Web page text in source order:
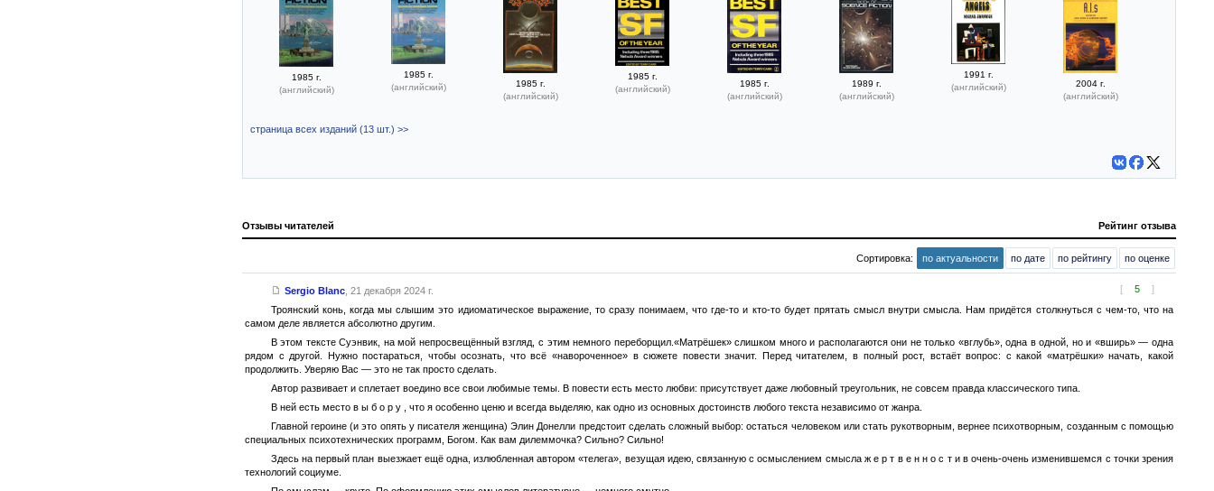
1985 г.
(английский)
1985 г.
(английский)
1985 г.
(английский)
1985 г.
(английский)
1985 г.
(английский)
1989 г.
(английский)
1991 г.
(английский)
2004 г.
(английский)
страница всех изданий (13 шт.) >>
Отзывы читателей Рейтинг отзыва
Сортировка: по актуальности по дате по рейтингу по оценке
[ 5 ]
Sergio Blanc, 21 декабря 2024 г.
Троянский конь, когда мы слышим это идиоматическое выражение, то сразу понимаем, что где-то и кто-то будет прятать смысл внутри смысла. Нам придётся столкнуться с чем-то, что на
самом деле является абсолютно другим.
В этом тексте Суэнвик, на мой непросвещённый взгляд, с этим немного переборщил.«Матрёшек» слишком много и располагаются они не только «вглубь», одна в одной, но и «вширь» — одна
рядом с другой. Нужно постараться, чтобы осознать, что всё «навороченное» в сюжете повести значит. Перед читателем, в полный рост, встаёт вопрос: с какой «матрёшки» начать, какой
продолжить. Уверяю Вас — это не так просто сделать.
Автор развивает и сплетает воедино все свои любимые темы. В повести есть место любви: присутствует даже любовный треугольник, не совсем правда классического типа.
В ней есть место в ы б о р у , что я особенно ценю и всегда выделяю, как одно из основных достоинств любого текста независимо от жанра.
Главной героине (и это опять у писателя женщина) Элин Донелли предстоит сделать сложный выбор: остаться человеком или стать рукотворным, вернее психотворным, созданным с помощью
специальных психотехнических программ, Богом. Как вам дилеммочка? Сильно? Сильно!
Здесь на первый план выезжает ещё одна, излюбленная автором «телега», везущая идею, связанную с осмыслением смысла ж е р т в е н н о с т и в очень-очень изменившемся с точки зрения
технологий социуме.